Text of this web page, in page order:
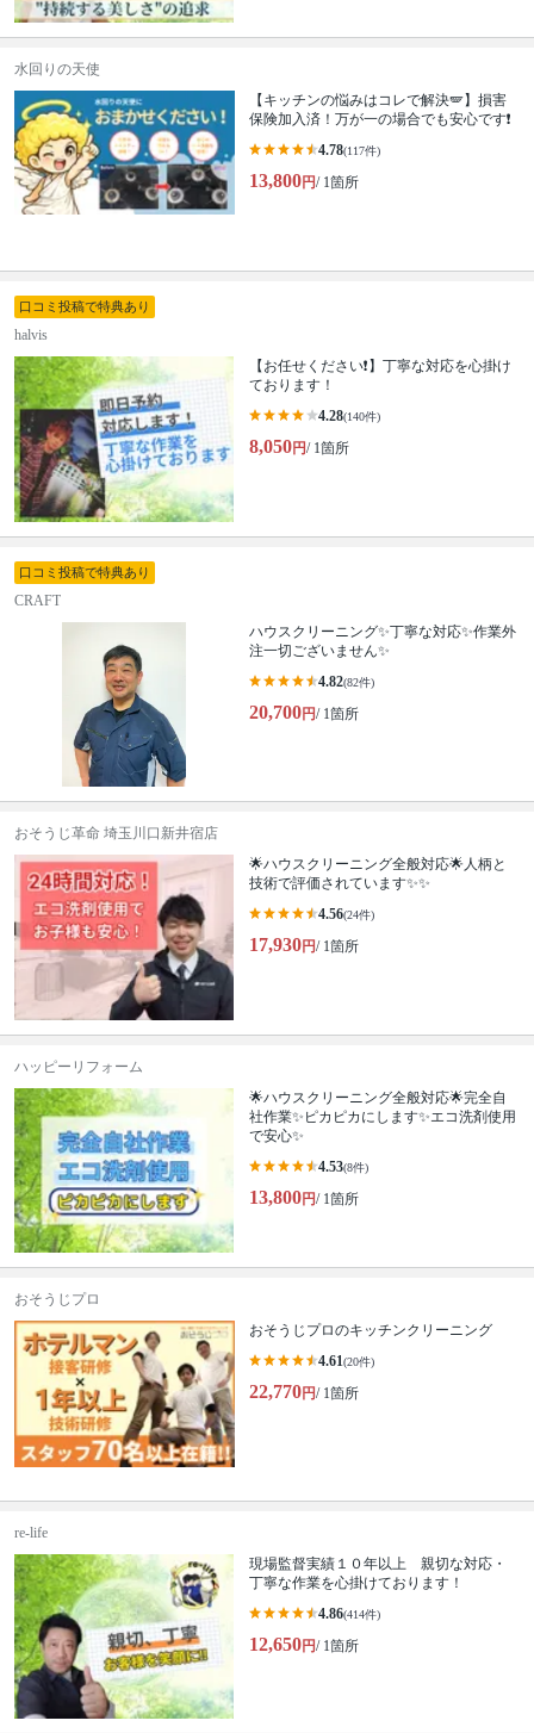
水回りの天使
【キッチンの悩みはコレで解決🪽】損害
保険加入済！万が一の場合でも安心です❗️
4.78(117件)
13,800円/ 1箇所
口コミ投稿で特典あり
halvis
【お任せください❗️】丁寧な対応を心掛け
ております！
4.28(140件)
8,050円/ 1箇所
口コミ投稿で特典あり
CRAFT
ハウスクリーニング✨丁寧な対応✨作業外
注一切ございません✨
4.82(82件)
20,700円/ 1箇所
おそうじ革命 埼玉川口新井宿店
🌟ハウスクリーニング全般対応🌟人柄と
技術で評価されています✨✨
4.56(24件)
17,930円/ 1箇所
ハッピーリフォーム
🌟ハウスクリーニング全般対応🌟完全自
社作業✨️ピカピカにします✨️エコ洗剤使用
で安心✨
4.53(8件)
13,800円/ 1箇所
おそうじプロ
おそうじプロのキッチンクリーニング
4.61(20件)
22,770円/ 1箇所
re-life
現場監督実績１０年以上 親切な対応・
丁寧な作業を心掛けております！
4.86(414件)
12,650円/ 1箇所